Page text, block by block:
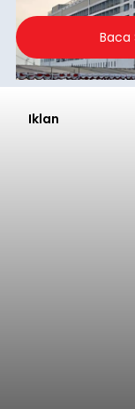
Baca
Iklan